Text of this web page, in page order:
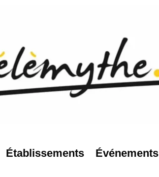
Établissements Événements